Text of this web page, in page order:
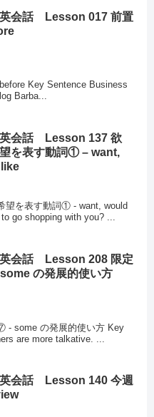
会話 Lesson 017 前置
Key Sentence Business
Barba...
会話 Lesson 137 欲
を表す動詞① – want,
望を表す動詞① - want, would
go shopping with you? ...
会話 Lesson 208 限定
の発展的使い方
- some の発展的使い方 Key
are more talkative. ...
会話 Lesson 140 今週